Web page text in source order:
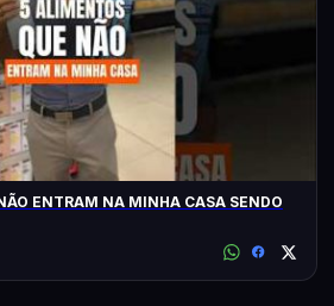
ENTRAM NA MINHA CASA SENDO